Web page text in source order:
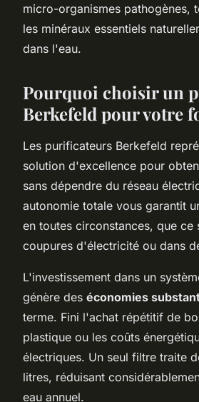
micro-organismes pathogènes,
les minéraux essentiels
dans l'eau.
Pourquoi choisir un
Berkefeld pour votre
Les purificateurs Berkefeld
solution d'excellence pour
sans dépendre du réseau
autonomie totale vous garantit
en toutes circonstances, que ce
coupures d'électricité ou dans
L'investissement dans un
génère des économies
terme. Fini l'achat répétitif de
plastique ou les coûts
électriques. Un seul filtre traite
litres, réduisant
eau annuel.